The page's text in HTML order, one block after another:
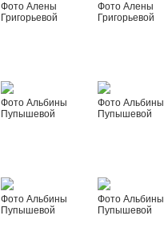
Фото Алены
Григорьевой
Фото Алены
Григорьевой
Фото Альбины
Пупышевой
Фото Альбины
Пупышевой
Фото Альбины
Пупышевой
Фото Альбины
Пупышевой